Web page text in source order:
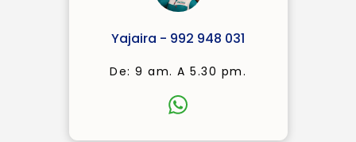
Yajaira - 992 948 031
De: 9 am. A 5.30 pm.